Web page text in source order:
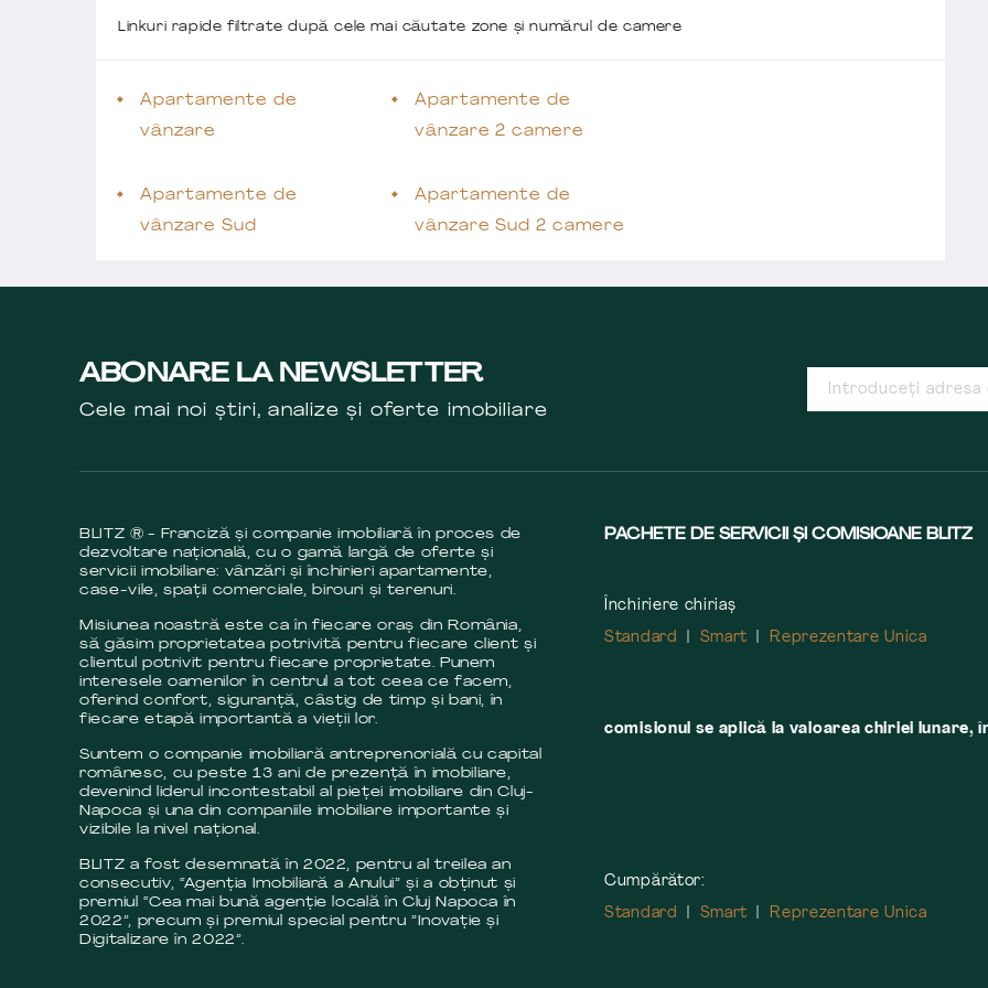
Linkuri rapide filtrate după cele mai căutate zone și numărul de camere
Apartamente de
vânzare
Apartamente de
vânzare Sud
Apartamente de
vânzare 2 camere
Apartamente de
vânzare Sud 2 camere
ABONARE LA NEWSLETTER
Cele mai noi știri, analize și oferte imobiliare
BLITZ ® - Franciză și companie imobiliară în proces de
dezvoltare națională, cu o gamă largă de oferte și
servicii imobiliare: vânzări și închirieri apartamente,
case-vile, spații comerciale, birouri și terenuri.
Misiunea noastră este ca în fiecare oraș din România,
să găsim proprietatea potrivită pentru fiecare client și
clientul potrivit pentru fiecare proprietate. Punem
interesele oamenilor în centrul a tot ceea ce facem,
oferind confort, siguranță, câstig de timp și bani, în
fiecare etapă importantă a vieții lor.
Suntem o companie imobiliară antreprenorială cu capital
românesc, cu peste 13 ani de prezență în imobiliare,
devenind liderul incontestabil al pieței imobiliare din Cluj-
Napoca și una din companiile imobiliare importante și
vizibile la nivel național.
BLITZ a fost desemnată în 2022, pentru al treilea an
consecutiv, “Agenția Imobiliară a Anului” și a obținut și
premiul “Cea mai bună agenție locală în Cluj Napoca în
2022”, precum și premiul special pentru ”Inovație și
Digitalizare în 2022”.
PACHETE DE SERVICII ȘI COMISIOANE BLITZ
Închiriere chiriaș
Standard
Smart Reprezentare Unica
comisionul se aplică la valoarea chiriei
Cumpărător:
Standard
Smart Reprezentare Unica